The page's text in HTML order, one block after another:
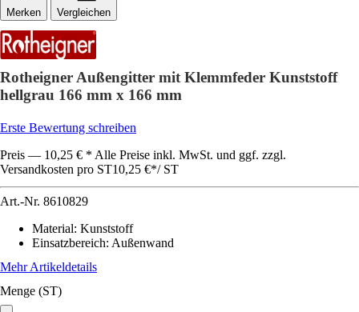
Vergleichen
Rotheigner Außengitter mit Klemmfeder Kunststoff
hellgrau 166 mm x 166 mm
Erste Bewertung schreiben
Preis — 10,25 € * Alle Preise inkl. MwSt. und ggf. zzgl.
Versandkosten pro ST10,25 €*/ ST
Art.-Nr. 8610829
Material: Kunststoff
Einsatzbereich: Außenwand
Mehr Artikeldetails
Menge (ST)